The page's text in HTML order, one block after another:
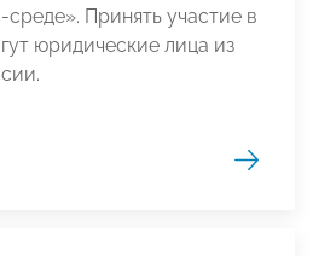
Принять участие в
юридические лица из